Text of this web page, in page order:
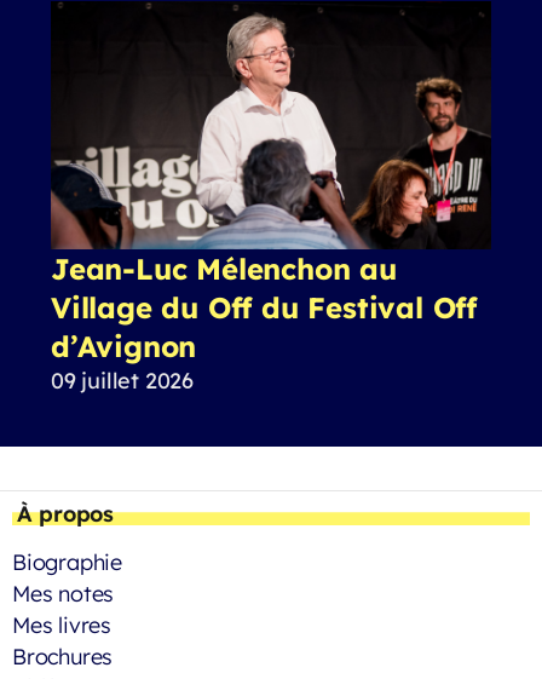
Jean-Luc Mélenchon au
Village du Off du Festival Off
d’Avignon
09 juillet 2026
À propos
Biographie
Mes notes
Mes livres
Brochures